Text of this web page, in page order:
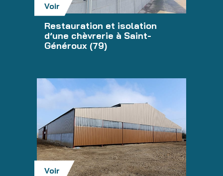
Voir
Restauration et isolation
d’une chèvrerie à Saint-
Généroux (79)
Voir